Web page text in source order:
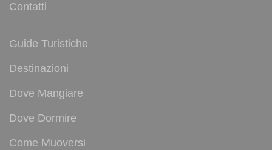
Contatti
Guide Turistiche
Destinazioni
Dove Mangiare
Dove Dormire
Come Muoversi